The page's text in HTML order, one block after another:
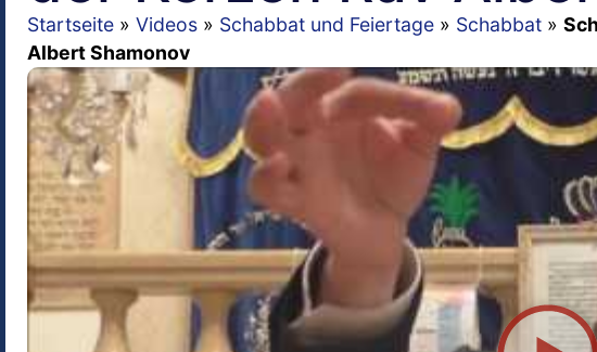
Startseite » Videos » Schabbat und Feiertage » Schabbat »
Albert Shamonov